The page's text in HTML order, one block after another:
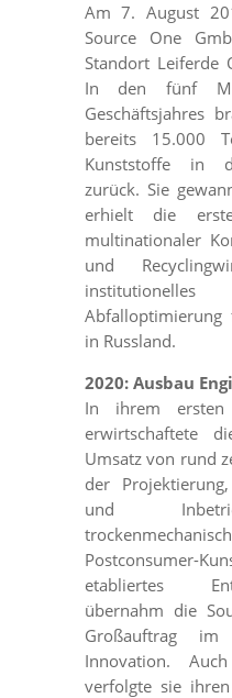
Am 7. August
Source One
Standort Leiferde
In den fünf
Geschäftsjahres
bereits 15.000
Kunststoffe in
zurück. Sie
erhielt die
multinationaler
und
in Russland.
2020: Ausbau
In ihrem ersten
erwirtschaftete
Umsatz von rund
der
und
etabliertes
übernahm die
Großauftrag im
Innovation.
verfolgte sie